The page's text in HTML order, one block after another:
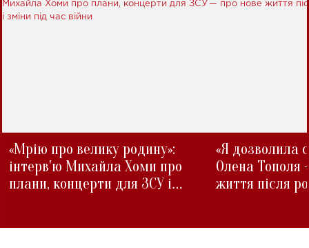
«Мрію про велику родину»:
інтерв'ю Михайла Хоми про
плани, концерти для ЗСУ і
«Я дозволила
Олена Тополя
життя після